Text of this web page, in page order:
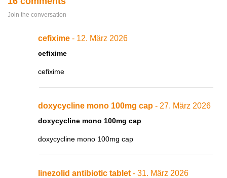
Join the conversation
cefixime - 12. März 2026
cefixime
cefixime
doxycycline mono 100mg cap - 27. März 2026
doxycycline mono 100mg cap
doxycycline mono 100mg cap
linezolid antibiotic tablet - 31. März 2026